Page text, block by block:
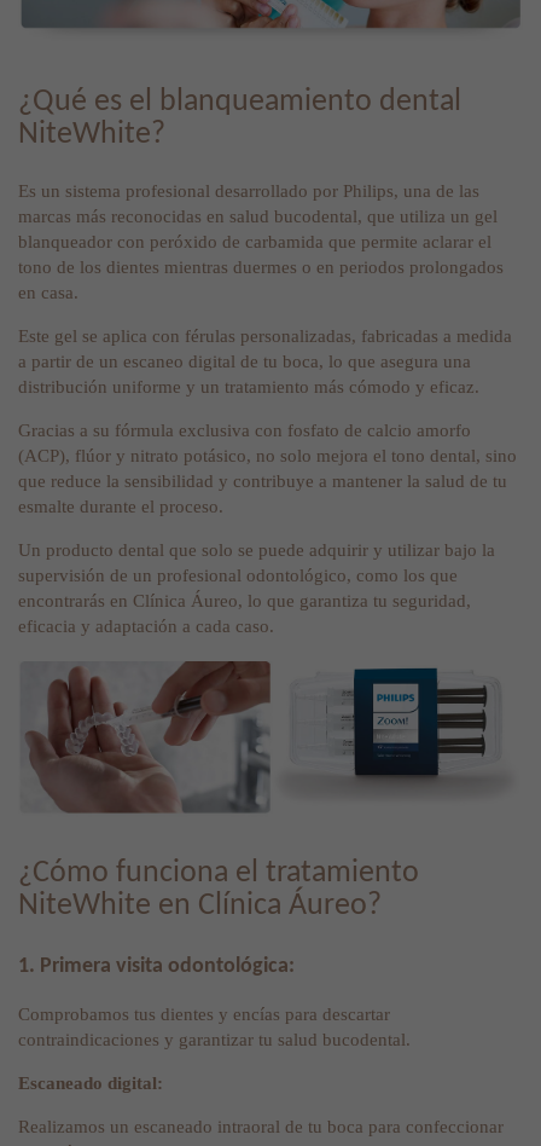
¿Qué es el blanqueamiento dental
NiteWhite?
Es un sistema profesional desarrollado por Philips, una de las
marcas más reconocidas en salud bucodental, que utiliza un gel
blanqueador con peróxido de carbamida que permite aclarar el
tono de los dientes mientras duermes o en periodos prolongados
en casa.
Este gel se aplica con férulas personalizadas, fabricadas a medida
a partir de un escaneo digital de tu boca, lo que asegura una
distribución uniforme y un tratamiento más cómodo y eficaz.
Gracias a su fórmula exclusiva con fosfato de calcio amorfo
(ACP), flúor y nitrato potásico, no solo mejora el tono dental, sino
que reduce la sensibilidad y contribuye a mantener la salud de tu
esmalte durante el proceso.
Un producto dental que solo se puede adquirir y utilizar bajo la
supervisión de un profesional odontológico, como los que
encontrarás en Clínica Áureo, lo que garantiza tu seguridad,
eficacia y adaptación a cada caso.
¿Cómo funciona el tratamiento
NiteWhite en Clínica Áureo?
1. Primera visita odontológica:
Comprobamos tus dientes y encías para descartar
contraindicaciones y garantizar tu salud bucodental.
Escaneado digital:
Realizamos un escaneado intraoral de tu boca para confeccionar